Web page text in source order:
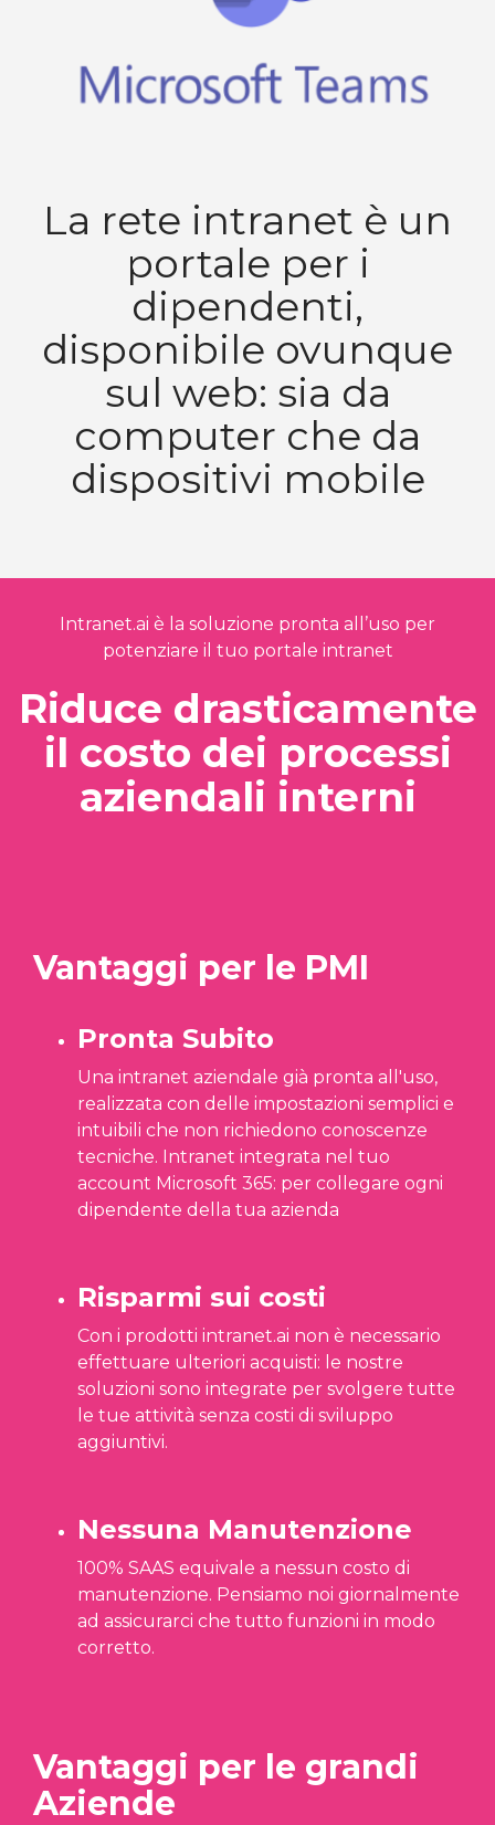
La rete intranet è un
portale per i
dipendenti,
disponibile ovunque
sul web: sia da
computer che da
dispositivi mobile
Intranet.ai è la soluzione pronta all’uso per
potenziare il tuo portale intranet
Riduce drasticamente
il costo dei processi
aziendali interni
Vantaggi per le PMI
Pronta Subito
Una intranet aziendale già pronta all'uso,
realizzata con delle impostazioni semplici e
intuibili che non richiedono conoscenze
tecniche. Intranet integrata nel tuo
account Microsoft 365: per collegare ogni
dipendente della tua azienda
Risparmi sui costi
Con i prodotti intranet.ai non è necessario
effettuare ulteriori acquisti: le nostre
soluzioni sono integrate per svolgere tutte
le tue attività senza costi di sviluppo
aggiuntivi.
Nessuna Manutenzione
100% SAAS equivale a nessun costo di
manutenzione. Pensiamo noi giornalmente
ad assicurarci che tutto funzioni in modo
corretto.
Vantaggi per le grandi
Aziende